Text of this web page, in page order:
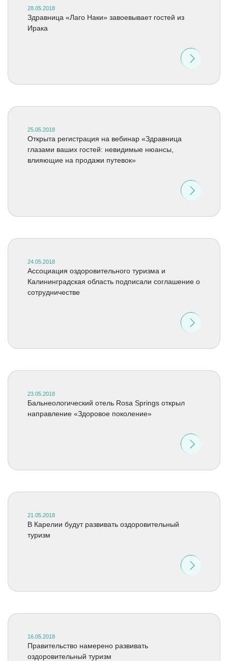
28.05.2018
Здравница «Лаго Наки» завоевывает гостей из
Ирака
25.05.2018
Открыта регистрация на вебинар «Здравница
глазами ваших гостей: невидимые нюансы,
влияющие на продажи путевок»
24.05.2018
Ассоциация оздоровительного туризма и
Калининградская область подписали соглашение о
сотрудничестве
23.05.2018
Бальнеологический отель Rosa Springs открыл
направление «Здоровое поколение»
21.05.2018
В Карелии будут развивать оздоровительный
туризм
16.05.2018
Правительство намерено развивать
оздоровительный туризм